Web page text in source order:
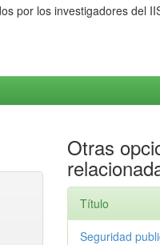
por los investigadores del
Otras
Título
Seguridad